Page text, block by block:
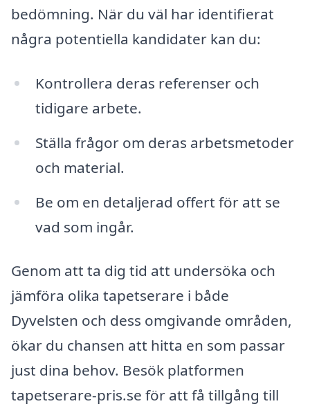
bedömning. När du väl har identifierat
några potentiella kandidater kan du:
Kontrollera deras referenser och
tidigare arbete.
Ställa frågor om deras arbetsmetoder
och material.
Be om en detaljerad offert för att se
vad som ingår.
Genom att ta dig tid att undersöka och
jämföra olika tapetserare i både
Dyvelsten och dess omgivande områden,
ökar du chansen att hitta en som passar
just dina behov. Besök platformen
tapetserare-pris.se för att få tillgång till